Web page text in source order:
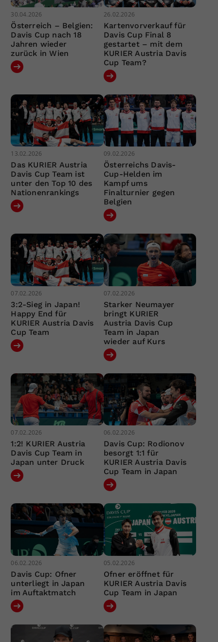
30.04.2026
Österreich – Belgien:
Davis Cup nach 18
Jahren wieder
zurück in Wien
26.02.2026
Kartenvorverkauf für
Davis Cup Final 8
gestartet – mit dem
KURIER Austria Davis
Cup Team?
13.02.2026
Das KURIER Austria
Davis Cup Team ist
unter den Top 10 des
Nationenrankings
09.02.2026
Österreichs Davis-
Cup-Helden im
Kampf ums
Finalturnier gegen
Belgien
07.02.2026
3:2-Sieg in Japan!
Happy End für
KURIER Austria Davis
Cup Team
07.02.2026
Starker Neumayer
bringt KURIER
Austria Davis Cup
Team in Japan
wieder auf Kurs
07.02.2026
1:2! KURIER Austria
Davis Cup Team in
Japan unter Druck
06.02.2026
Davis Cup: Rodionov
besorgt 1:1 für
KURIER Austria Davis
Cup Team in Japan
06.02.2026
Davis Cup: Ofner
unterliegt in Japan
im Auftaktmatch
05.02.2026
Ofner eröffnet für
KURIER Austria Davis
Cup Team in Japan